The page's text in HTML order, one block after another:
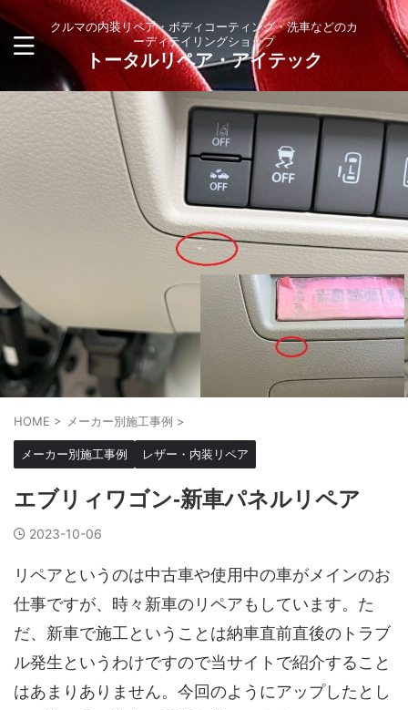
クルマの内装リペア・ボディコーティング・洗車などのカ
ーディテイリングショップ
トータルリペア・アイテック
HOME > メーカー別施工事例 >
メーカー別施工事例 レザー・内装リペア
エブリィワゴン-新車パネルリペア
2023-10-06
リペアというのは中古車や使用中の車がメインのお
仕事ですが、時々新車のリペアもしています。た
だ、新車で施工ということは納車直前直後のトラブ
ル発生というわけですので当サイトで紹介すること
はあまりありません。今回のようにアップしたとし